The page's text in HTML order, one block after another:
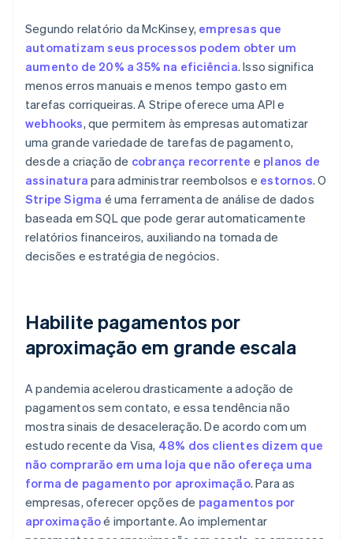
Segundo relatório da McKinsey, empresas que
automatizam seus processos podem obter um
aumento de 20% a 35% na eficiência. Isso significa
menos erros manuais e menos tempo gasto em
tarefas corriqueiras. A Stripe oferece uma API e
webhooks, que permitem às empresas automatizar
uma grande variedade de tarefas de pagamento,
desde a criação de cobrança recorrente e planos de
assinatura para administrar reembolsos e estornos. O
Stripe Sigma é uma ferramenta de análise de dados
baseada em SQL que pode gerar automaticamente
relatórios financeiros, auxiliando na tomada de
decisões e estratégia de negócios.
Habilite pagamentos por
aproximação em grande escala
A pandemia acelerou drasticamente a adoção de
pagamentos sem contato, e essa tendência não
mostra sinais de desaceleração. De acordo com um
estudo recente da Visa, 48% dos clientes dizem que
não comprarão em uma loja que não ofereça uma
forma de pagamento por aproximação. Para as
empresas, oferecer opções de pagamentos por
aproximaçãoé importante. Ao implementar